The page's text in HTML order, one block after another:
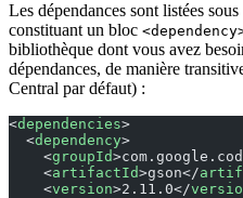
Les dépendances sont listées sous
constituant un bloc
bibliothèque dont vous avez
dépendances, de manière
Central par défaut) :
<dependencies>
  <
dependency>
    <
groupId
    <
artifactId>gson</
    <
version>2.11.0</